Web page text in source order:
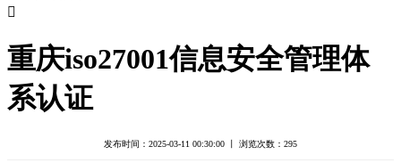

重庆iso27001信息安全管理体
系认证
发布时间：2025-03-11 00:30:00 丨 浏览次数： 295